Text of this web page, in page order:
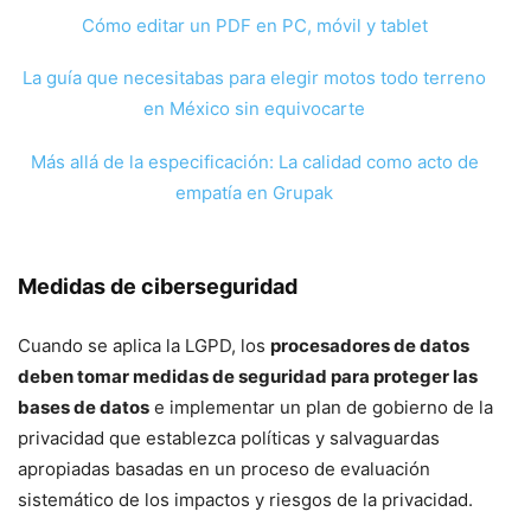
Cómo editar un PDF en PC, móvil y tablet
La guía que necesitabas para elegir motos todo terreno
en México sin equivocarte
Más allá de la especificación: La calidad como acto de
empatía en Grupak
Medidas de ciberseguridad
Cuando se aplica la LGPD, los procesadores de datos
deben tomar medidas de seguridad para proteger las
bases de datos e implementar un plan de gobierno de la
privacidad que establezca políticas y salvaguardas
apropiadas basadas en un proceso de evaluación
sistemático de los impactos y riesgos de la privacidad.